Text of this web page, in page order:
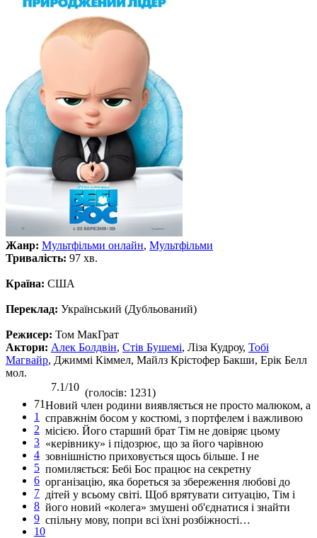
Жанр: Мультфільми онлайн, Мультфільми
Тривалість: 97 хв.
Країна: США
Переклад: Український (Дубльований)
Режисер: Том МакГрат
Актори: Алек Болдвін, Стів Бушемі, Ліза Кудроу, Тобі
Магвайр, Джиммі Кіммел, Майлз Крістофер Бакши, Ерік Белл
мол.
71
1
2
3
4
5
6
7
8
9
10
7.1/10 (голосів: 1231)
Новий член родини виявляється не просто малюком, а
справжнім босом у костюмі, з портфелем і важливою
місією. Його старший брат Тім не довіряє цьому
«керівнику» і підозрює, що за його чарівною
зовнішністю приховується щось більше. І не
помиляється: Бебі Бос працює на секретну
організацію, яка бореться за збереження любові до
дітей у всьому світі. Щоб врятувати ситуацію, Тім і
його новий «колега» змушені об'єднатися і знайти
спільну мову, попри всі їхні розбіжності…